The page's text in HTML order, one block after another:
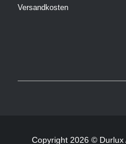
Versandkosten
Copyright 2026 © Durlux